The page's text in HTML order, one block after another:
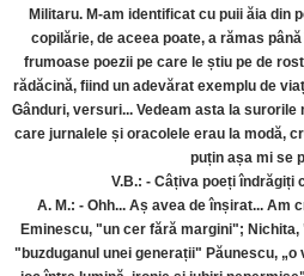
Militaru. M-am identificat cu puii ăia din
copilărie, de aceea poate, a rămas
frumoase poezii pe care le știu pe de
rădăcină, fiind un adevărat exemplu de
Gânduri, versuri... Vedeam asta la
care jurnalele și oracolele erau la modă,
puțin așa mi se
V.B.: - Câțiva poeți îndrăgiți
A. M.: - Ohh... Aș avea de înșirat... Am
Eminescu, "un cer fără margini";
"buzduganul unei generații" Păunescu,